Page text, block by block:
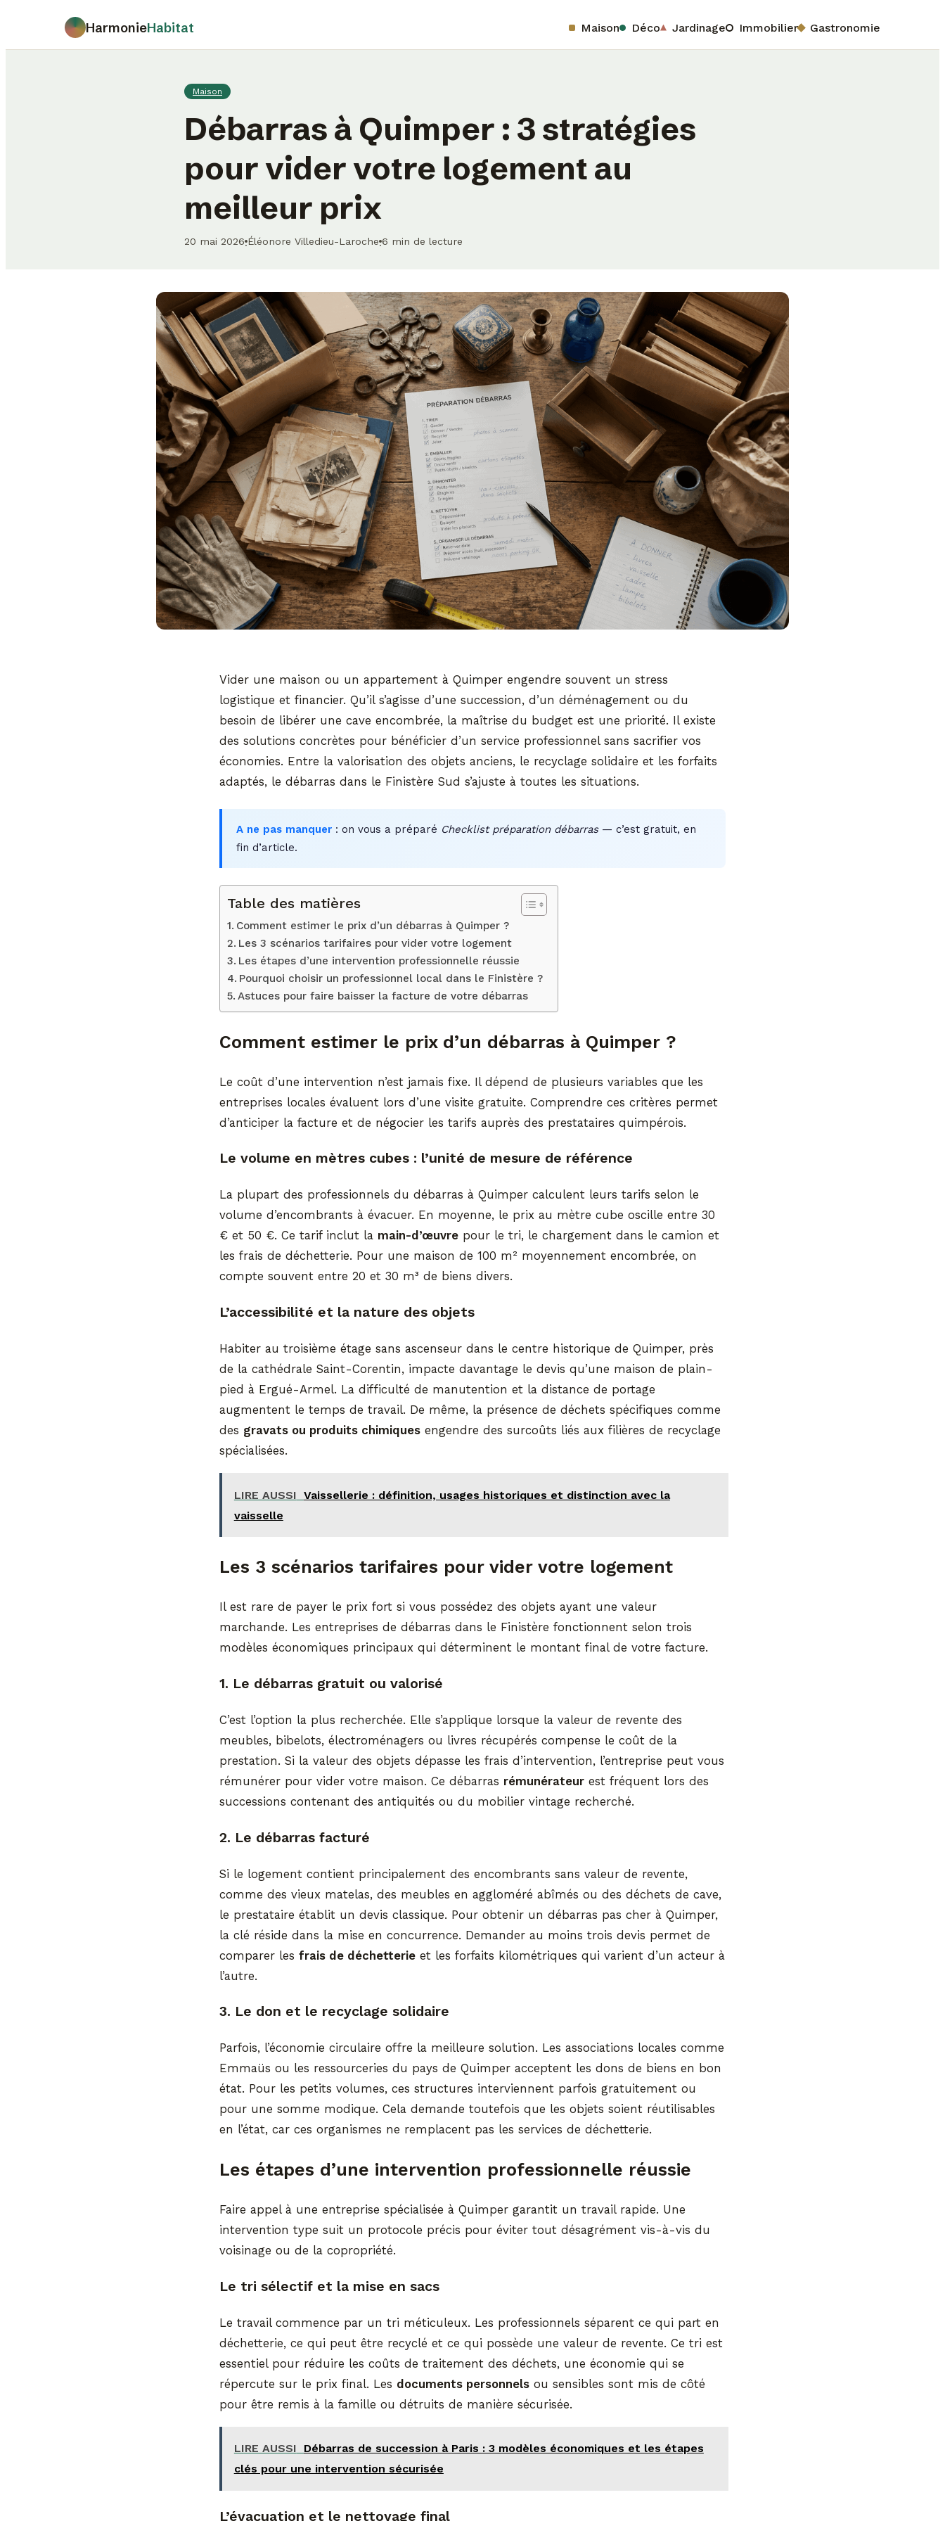
HarmonieHabitat Maison Déco Jardinage Immobilier Gastronomie
Maison
Débarras à Quimper : 3 stratégies
pour vider votre logement au
meilleur prix
20 mai 2026·Éléonore Villedieu-Laroche·6 min de lecture
Vider une maison ou un appartement à Quimper engendre souvent un stress
logistique et financier. Qu’il s’agisse d’une succession, d’un déménagement ou du
besoin de libérer une cave encombrée, la maîtrise du budget est une priorité. Il existe
des solutions concrètes pour bénéficier d’un service professionnel sans sacrifier vos
économies. Entre la valorisation des objets anciens, le recyclage solidaire et les forfaits
adaptés, le débarras dans le Finistère Sud s’ajuste à toutes les situations.
A ne pas manquer : on vous a préparé Checklist préparation débarras— c’est gratuit, en
fin d’article.
Table des matières
Comment estimer le prix d’un débarras à Quimper ?
Les 3 scénarios tarifaires pour vider votre logement
Les étapes d’une intervention professionnelle réussie
Pourquoi choisir un professionnel local dans le Finistère ?
Astuces pour faire baisser la facture de votre débarras
Comment estimer le prix d’un débarras à Quimper ?
Le coût d’une intervention n’est jamais fixe. Il dépend de plusieurs variables que les
entreprises locales évaluent lors d’une visite gratuite. Comprendre ces critères permet
d’anticiper la facture et de négocier les tarifs auprès des prestataires quimpérois.
Le volume en mètres cubes : l’unité de mesure de référence
La plupart des professionnels du débarras à Quimper calculent leurs tarifs selon le
volume d’encombrants à évacuer. En moyenne, le prix au mètre cube oscille entre 30
€ et 50 €. Ce tarif inclut la main-d’œuvre pour le tri, le chargement dans le camion et
les frais de déchetterie. Pour une maison de 100 m² moyennement encombrée, on
compte souvent entre 20 et 30 m³ de biens divers.
L’accessibilité et la nature des objets
Habiter au troisième étage sans ascenseur dans le centre historique de Quimper, près
de la cathédrale Saint-Corentin, impacte davantage le devis qu’une maison de plain-
pied à Ergué-Armel. La difficulté de manutention et la distance de portage
augmentent le temps de travail. De même, la présence de déchets spécifiques comme
des gravats ou produits chimiques engendre des surcoûts liés aux filières de recyclage
spécialisées.
LIRE AUSSI Vaissellerie : définition, usages historiques et distinction avec la
vaisselle
Les 3 scénarios tarifaires pour vider votre logement
Il est rare de payer le prix fort si vous possédez des objets ayant une valeur
marchande. Les entreprises de débarras dans le Finistère fonctionnent selon trois
modèles économiques principaux qui déterminent le montant final de votre facture.
1. Le débarras gratuit ou valorisé
C’est l’option la plus recherchée. Elle s’applique lorsque la valeur de revente des
meubles, bibelots, électroménagers ou livres récupérés compense le coût de la
prestation. Si la valeur des objets dépasse les frais d’intervention, l’entreprise peut vous
rémunérer pour vider votre maison. Ce débarras rémunérateur est fréquent lors des
successions contenant des antiquités ou du mobilier vintage recherché.
2. Le débarras facturé
Si le logement contient principalement des encombrants sans valeur de revente,
comme des vieux matelas, des meubles en aggloméré abîmés ou des déchets de cave,
le prestataire établit un devis classique. Pour obtenir un débarras pas cher à Quimper,
la clé réside dans la mise en concurrence. Demander au moins trois devis permet de
comparer les frais de déchetterie et les forfaits kilométriques qui varient d’un acteur à
l’autre.
3. Le don et le recyclage solidaire
Parfois, l’économie circulaire offre la meilleure solution. Les associations locales comme
Emmaüs ou les ressourceries du pays de Quimper acceptent les dons de biens en bon
état. Pour les petits volumes, ces structures interviennent parfois gratuitement ou
pour une somme modique. Cela demande toutefois que les objets soient réutilisables
en l’état, car ces organismes ne remplacent pas les services de déchetterie.
Les étapes d’une intervention professionnelle réussie
Faire appel à une entreprise spécialisée à Quimper garantit un travail rapide. Une
intervention type suit un protocole précis pour éviter tout désagrément vis-à-vis du
voisinage ou de la copropriété.
Le tri sélectif et la mise en sacs
Le travail commence par un tri méticuleux. Les professionnels séparent ce qui part en
déchetterie, ce qui peut être recyclé et ce qui possède une valeur de revente. Ce tri est
essentiel pour réduire les coûts de traitement des déchets, une économie qui se
répercute sur le prix final. Les documents personnels ou sensibles sont mis de côté
pour être remis à la famille ou détruits de manière sécurisée.
LIRE AUSSI
Débarras de succession à Paris : 3 modèles économiques et les étapes
clés pour une intervention sécurisée
L’évacuation et le nettoyage final